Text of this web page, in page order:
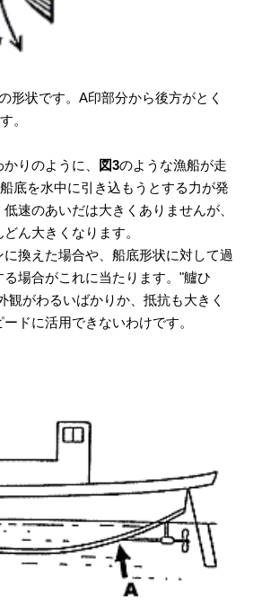
形状です。A印部分から後方がとく
。
りのように、 図3のような漁船が走
底を水中に引き込もうとする力が発
速のあいだは大きくありませんが、
ん大きくなります。
換えた場合や、船底形状に対して過
場合がこれに当たります。"艫ひ
観がわるいばかりか、抵抗も大きく
ドに活用できないわけです。